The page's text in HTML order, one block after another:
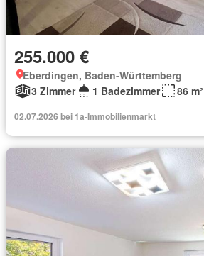
255.000 €
Eberdingen, Baden-Württemberg
3 Zimmer
1 Badezimmer 86 m²
02.07.2026 bei 1a-Immobilienmarkt